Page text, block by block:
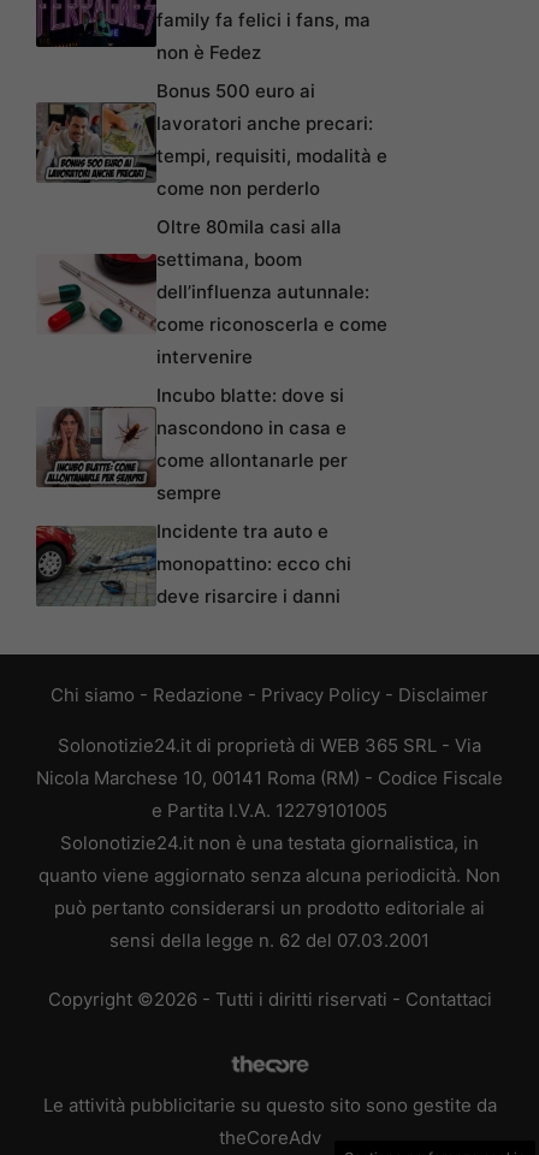
family fa felici i fans, ma
non è Fedez
Bonus 500 euro ai
lavoratori anche precari:
tempi, requisiti, modalità e
come non perderlo
Oltre 80mila casi alla
settimana, boom
dell’influenza autunnale:
come riconoscerla e come
intervenire
Incubo blatte: dove si
nascondono in casa e
come allontanarle per
sempre
Incidente tra auto e
monopattino: ecco chi
deve risarcire i danni
Chi siamo - Redazione - Privacy Policy - Disclaimer
Solonotizie24.it di proprietà di WEB 365 SRL - Via
Nicola Marchese 10, 00141 Roma (RM) - Codice Fiscale
e Partita I.V.A. 12279101005
Solonotizie24.it non è una testata giornalistica, in
quanto viene aggiornato senza alcuna periodicità. Non
può pertanto considerarsi un prodotto editoriale ai
sensi della legge n. 62 del 07.03.2001
Copyright ©2026 - Tutti i diritti riservati - Contattaci
Le attività pubblicitarie su questo sito sono gestite da
theCoreAdv